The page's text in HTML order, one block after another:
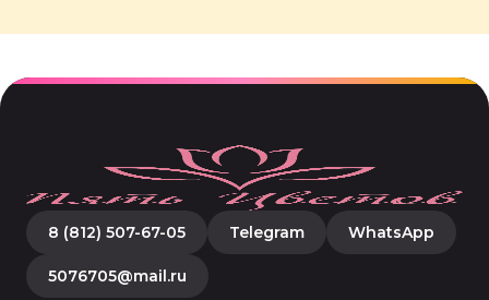
8 (812) 507-67-05 Telegram WhatsApp
5076705@mail.ru